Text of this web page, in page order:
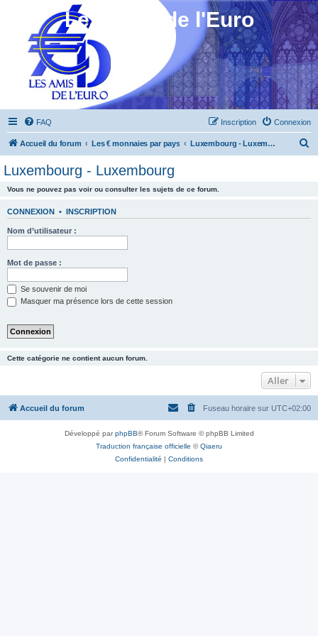
Les Amis de l'Euro
FAQ Connexion
Inscription
Accueil du forum Les € monnaies par pays Luxembourg - Luxembourg
Luxembourg - Luxembourg
Vous ne pouvez pas voir ou consulter les sujets de ce forum.
CONNEXION • INSCRIPTION
Nom d’utilisateur :
Mot de passe :
Se souvenir de moi
Masquer ma présence lors de cette session
Cette catégorie ne contient aucun forum.
Aller
Accueil du forum Fuseau horaire sur UTC+02:00
Développé parphpBB® Forum Software © phpBB Limited
Traduction française officielle ©Qiaeru
Confidentialité | Conditions